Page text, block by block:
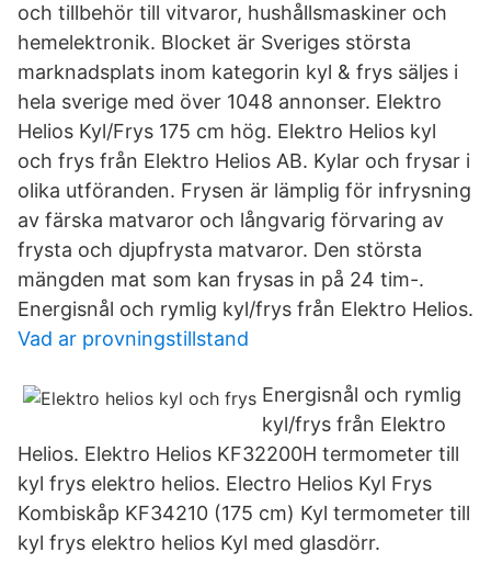
och tillbehör till vitvaror, hushållsmaskiner och
hemelektronik. Blocket är Sveriges största
marknadsplats inom kategorin kyl & frys säljes i
hela sverige med över 1048 annonser. Elektro
Helios Kyl/Frys 175 cm hög. Elektro Helios kyl
och frys från Elektro Helios AB. Kylar och frysar i
olika utföranden. Frysen är lämplig för infrysning
av färska matvaror och långvarig förvaring av
frysta och djupfrysta matvaror. Den största
mängden mat som kan frysas in på 24 tim-.
Energisnål och rymlig kyl/frys från Elektro Helios.
Vad ar provningstillstand
Energisnål och rymlig
kyl/frys från Elektro
Helios. Elektro Helios KF32200H termometer till
kyl frys elektro helios. Electro Helios Kyl Frys
Kombiskåp KF34210 (175 cm) Kyl termometer till
kyl frys elektro helios Kyl med glasdörr.